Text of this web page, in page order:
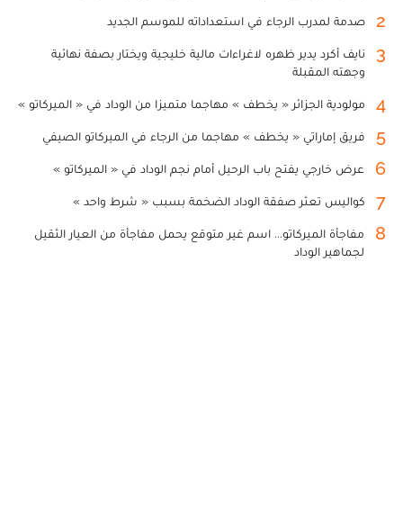
2 صدمة لمدرب الرجاء في استعداداته للموسم الجديد
3
نايف أكرد يدير ظهره لاغراءات مالية خليجية ويختار بصفة نهائية
وجهته المقبلة
4 مولودية الجزائر « يخطف » مهاجما متميزا من الوداد في « الميركاتو »
5 فريق إماراتي « يخطف » مهاجما من الرجاء في الميركاتو الصيفي
6 عرض خارجي يفتح باب الرحيل أمام نجم الوداد في « الميركاتو »
7 كواليس تعثر صفقة الوداد الضخمة بسبب « شرط واحد »
8
مفاجأة الميركاتو... اسم غير متوقع يحمل مفاجأة من العيار الثقيل
لجماهير الوداد